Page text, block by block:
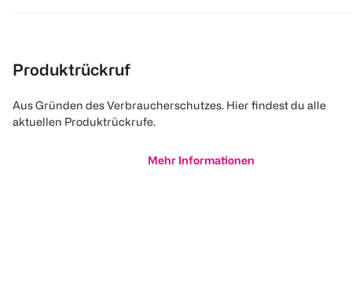
Produktrückruf
Aus Gründen des Verbraucherschutzes. Hier findest du alle
aktuellen Produktrückrufe.
Mehr Informationen